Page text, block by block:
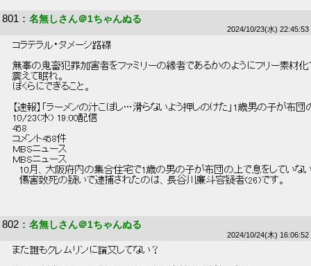
801 ： 名無しさん＠1ちゃんぬる
2024/10/23(水) 22:45:53
コラテラル・ダメージ路線
無辜の鬼畜犯罪加害者をファミリーの縁者であるかのようにフリー素材
震えて眠れ。
ぼくらにできること。
【速報】「ラーメンの汁こぼし…滑らないよう押しのけた」1歳男の子が
10/23(水) 19:00配信
458
コメント458件
MBSニュース
MBSニュース
10月、大阪府内の集合住宅で1歳の男の子が布団の上で息をしていない
傷害致死の疑いで逮捕されたのは、長谷川廉斗容疑者(26)です。
802 ： 名無しさん＠1ちゃんぬる
2024/10/24(木) 16:06:52
まだ誰もクレムリンに論文してない？